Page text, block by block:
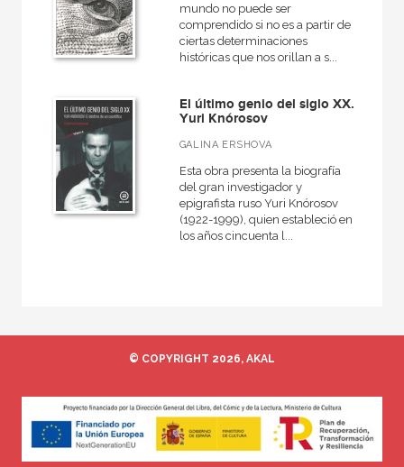
Grecia
América
Medieval
General
VER TODAS... (16)
Anverso
Arealonga - Letras galegas
mundo no puede ser
comprendido si no es a partir de
ciertas determinaciones
históricas que nos orillan a s...
El último genio del siglo XX.
Yuri Knórosov
GALINA ERSHOVA
Esta obra presenta la biografía
del gran investigador y
epigrafista ruso Yuri Knórosov
(1922-1999), quien estableció en
los años cincuenta l...
© COPYRIGHT 2026, AKAL